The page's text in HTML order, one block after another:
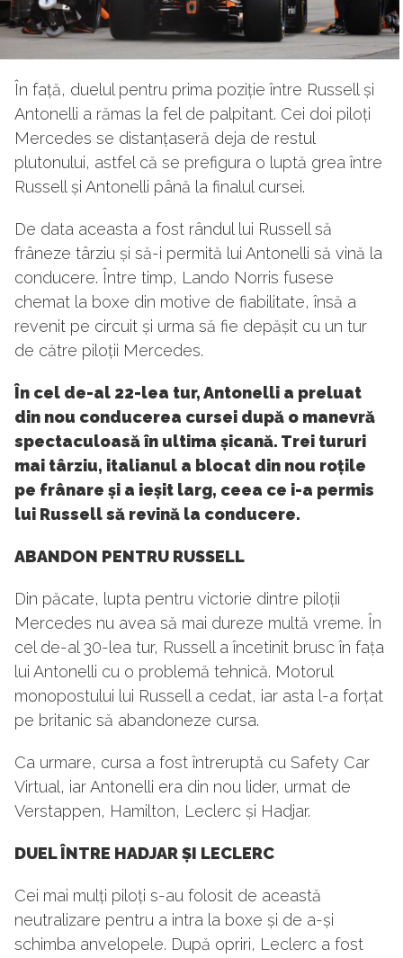
În față, duelul pentru prima poziție între Russell și
Antonelli a rămas la fel de palpitant. Cei doi piloți
Mercedes se distanțaseră deja de restul
plutonului, astfel că se prefigura o luptă grea între
Russell și Antonelli până la finalul cursei.
De data aceasta a fost rândul lui Russell să
frâneze târziu și să-i permită lui Antonelli să vină la
conducere. Între timp, Lando Norris fusese
chemat la boxe din motive de fiabilitate, însă a
revenit pe circuit și urma să fie depășit cu un tur
de către piloții Mercedes.
În cel de-al 22-lea tur, Antonelli a preluat
din nou conducerea cursei după o manevră
spectaculoasă în ultima șicană. Trei tururi
mai târziu, italianul a blocat din nou roțile
pe frânare și a ieșit larg, ceea ce i-a permis
lui Russell să revină la conducere.
ABANDON PENTRU RUSSELL
Din păcate, lupta pentru victorie dintre piloții
Mercedes nu avea să mai dureze multă vreme. În
cel de-al 30-lea tur, Russell a încetinit brusc în fața
lui Antonelli cu o problemă tehnică. Motorul
monopostului lui Russell a cedat, iar asta l-a forțat
pe britanic să abandoneze cursa.
Ca urmare, cursa a fost întreruptă cu Safety Car
Virtual, iar Antonelli era din nou lider, urmat de
Verstappen, Hamilton, Leclerc și Hadjar.
DUEL ÎNTRE HADJAR ȘI LECLERC
Cei mai mulți piloți s-au folosit de această
neutralizare pentru a intra la boxe și de a-și
schimba anvelopele. După opriri, Leclerc a fost